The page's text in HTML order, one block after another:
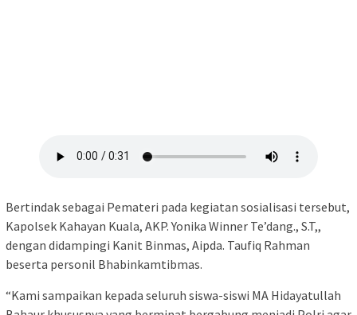
Bertindak sebagai Pemateri pada kegiatan sosialisasi tersebut,
Kapolsek Kahayan Kuala, AKP. Yonika Winner Te’dang., S.T,,
dengan didampingi Kanit Binmas, Aipda. Taufiq Rahman
beserta personil Bhabinkamtibmas.
“Kami sampaikan kepada seluruh siswa-siswi MA Hidayatullah